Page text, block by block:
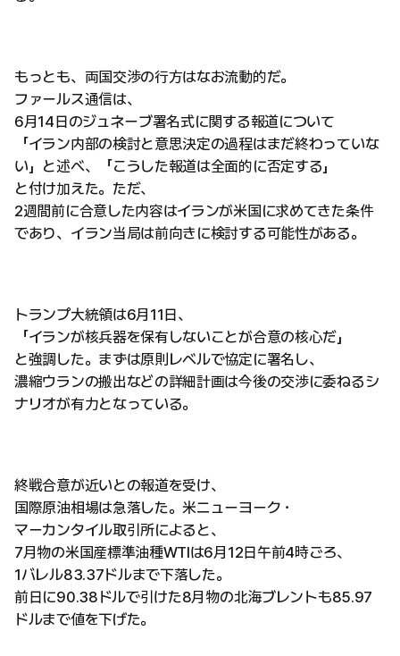
もっとも、両国交渉の行方はなお流動的だ。
ファールス通信は、
6月14日のジュネーブ署名式に関する報道について
「イラン内部の検討と意思決定の過程はまだ終わっていな
い」と述べ、「こうした報道は全面的に否定する」
と付け加えた。ただ、
2週間前に合意した内容はイランが米国に求めてきた条件
であり、イラン当局は前向きに検討する可能性がある。
トランプ大統領は6月11日、
「イランが核兵器を保有しないことが合意の核心だ」
と強調した。まずは原則レベルで協定に署名し、
濃縮ウランの搬出などの詳細計画は今後の交渉に委ねるシ
ナリオが有力となっている。
終戦合意が近いとの報道を受け、
国際原油相場は急落した。米ニューヨーク・
マーカンタイル取引所によると、
7月物の米国産標準油種WTIは6月12日午前4時ごろ、
1バレル83.37ドルまで下落した。
前日に90.38ドルで引けた8月物の北海ブレントも85.97
ドルまで値を下げた。